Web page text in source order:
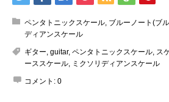
ペンタトニックスケール, ブルーノート(ブ
ディアンスケール
ギター, guitar, ペンタトニックスケール, ス
ーススケール, ミクソリディアンスケール
コメント: 0